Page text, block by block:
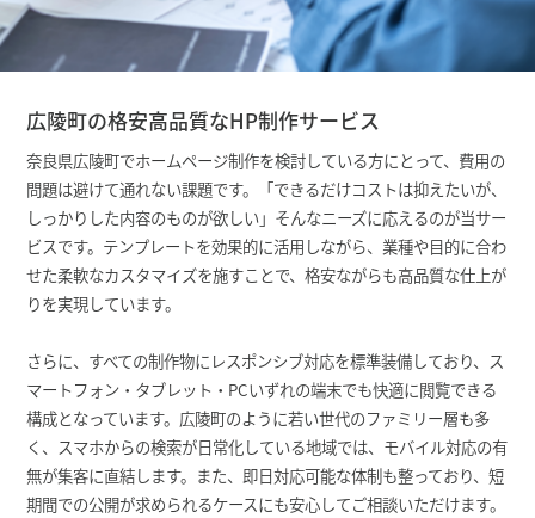
広陵町の格安高品質なHP制作サービス
奈良県広陵町でホームページ制作を検討している方にとって、費用の
問題は避けて通れない課題です。「できるだけコストは抑えたいが、
しっかりした内容のものが欲しい」そんなニーズに応えるのが当サー
ビスです。テンプレートを効果的に活用しながら、業種や目的に合わ
せた柔軟なカスタマイズを施すことで、格安ながらも高品質な仕上が
りを実現しています。
さらに、すべての制作物にレスポンシブ対応を標準装備しており、ス
マートフォン・タブレット・PCいずれの端末でも快適に閲覧できる
構成となっています。広陵町のように若い世代のファミリー層も多
く、スマホからの検索が日常化している地域では、モバイル対応の有
無が集客に直結します。また、即日対応可能な体制も整っており、短
期間での公開が求められるケースにも安心してご相談いただけます。